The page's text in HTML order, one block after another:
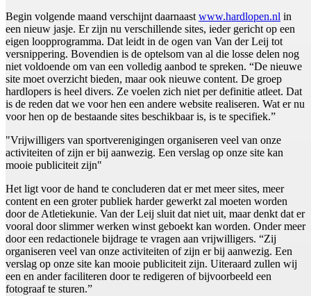
Begin volgende maand verschijnt daarnaastwww.hardlopen.nl in
een nieuw jasje. Er zijn nu verschillende sites, ieder gericht op een
eigen loopprogramma. Dat leidt in de ogen van Van der Leij tot
versnippering. Bovendien is de optelsom van al die losse delen nog
niet voldoende om van een volledig aanbod te spreken. “De nieuwe
site moet overzicht bieden, maar ook nieuwe content. De groep
hardlopers is heel divers. Ze voelen zich niet per definitie atleet. Dat
is de reden dat we voor hen een andere website realiseren. Wat er nu
voor hen op de bestaande sites beschikbaar is, is te specifiek.”
"Vrijwilligers van sportverenigingen organiseren veel van onze
activiteiten of zijn er bij aanwezig. Een verslag op onze site kan
mooie publiciteit zijn"
Het ligt voor de hand te concluderen dat er met meer sites, meer
content en een groter publiek harder gewerkt zal moeten worden
door de Atletiekunie. Van der Leij sluit dat niet uit, maar denkt dat er
vooral door slimmer werken winst geboekt kan worden. Onder meer
door een redactionele bijdrage te vragen aan vrijwilligers. “Zij
organiseren veel van onze activiteiten of zijn er bij aanwezig. Een
verslag op onze site kan mooie publiciteit zijn. Uiteraard zullen wij
een en ander faciliteren door te redigeren of bijvoorbeeld een
fotograaf te sturen.”